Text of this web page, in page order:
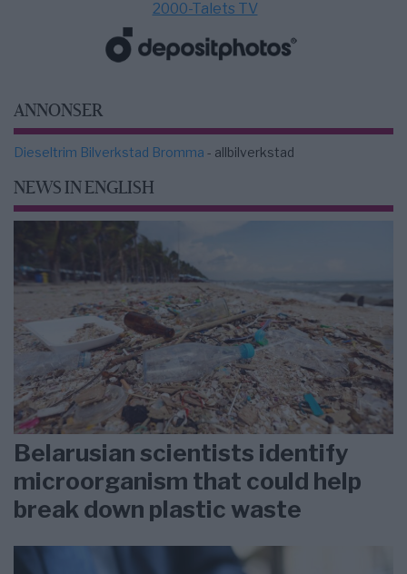
2000-Talets TV
ANNONSER
Dieseltrim Bilverkstad Bromma - allbilverkstad
NEWS IN ENGLISH
Belarusian scientists identify
microorganism that could help
break down plastic waste